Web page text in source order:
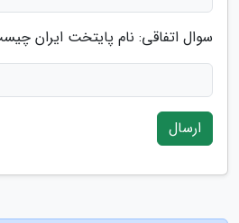
سوال اتفاقی: نام پایتخت ایران
ارسال